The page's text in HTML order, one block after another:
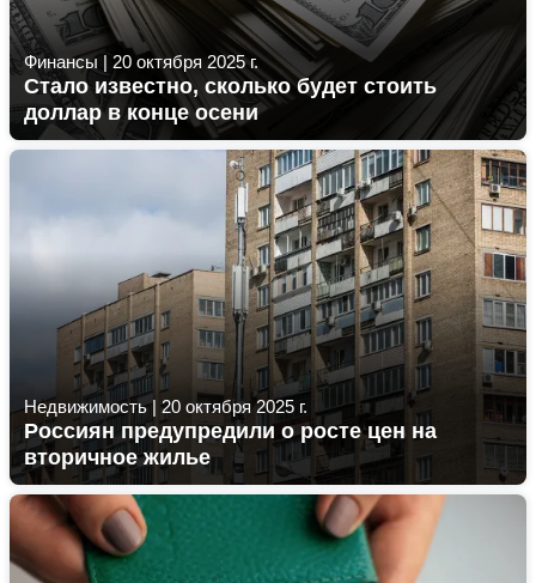
Финансы | 20 октября 2025 г.
Стало известно, сколько будет стоить
доллар в конце осени
Недвижимость|20 октября 2025 г.
Россиян предупредили о росте цен на
вторичное жилье